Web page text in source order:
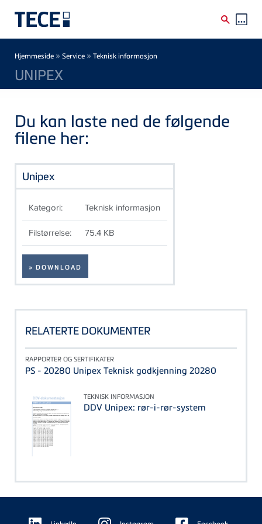
Breadcrumb
Hjemmeside » Service » Teknisk informasjon
UNIPEX
Du kan laste ned de følgende
filene her:
Unipex
Kategori: Teknisk informasjon
Filstørrelse: 75.4 KB
» DOWNLOAD
RELATERTE DOKUMENTER
RAPPORTER OG SERTIFIKATER
PS - 20280 Unipex Teknisk godkjenning 20280
TEKNISK INFORMASJON
DDV Unipex: rør-i-rør-system
Floating